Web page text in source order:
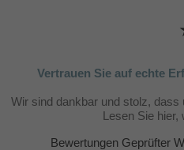
Vertrauen Sie auf echte
Wir sind dankbar und stolz, dass
Lesen Sie hier,
Bewertungen Geprüfter